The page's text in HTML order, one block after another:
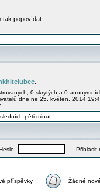
popovídat...
0 skrytých a 0
dne ne 25. květen, 2014
pěti minut
Přihlásit
příspěvky Žádné